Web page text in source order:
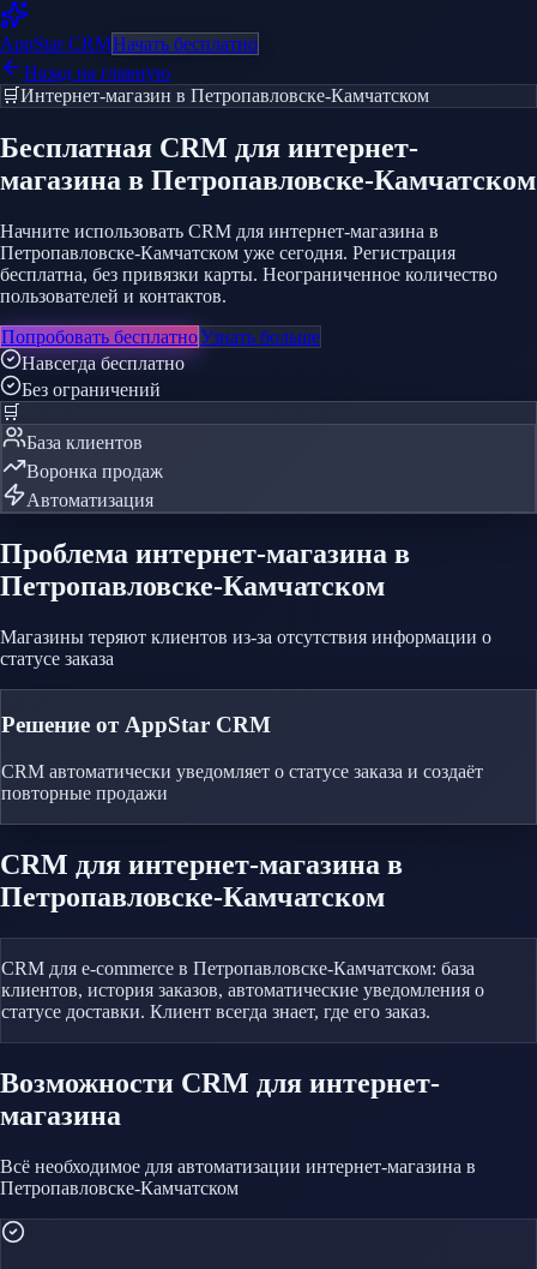
AppStarCRMНачать бесплатно
Назад на главную
🛒Интернет-магазин в Петропавловске-Камчатском
Бесплатная CRM для интернет-
магазина в Петропавловске-Камчатском
Начните использовать CRM для интернет-магазина в
Петропавловске-Камчатском уже сегодня. Регистрация
бесплатна, без привязки карты. Неограниченное количество
пользователей и контактов.
Попробовать бесплатноУзнать больше
Навсегда бесплатно
Без ограничений
🛒
База клиентов
Воронка продаж
Автоматизация
Проблема интернет-магазина в
Петропавловске-Камчатском
Магазины теряют клиентов из-за отсутствия информации о
статусе заказа
Решение от AppStar CRM
CRM автоматически уведомляет о статусе заказа и создаёт
повторные продажи
CRM для интернет-магазина в
Петропавловске-Камчатском
CRM для e-commerce в Петропавловске-Камчатском: база
клиентов, история заказов, автоматические уведомления о
статусе доставки. Клиент всегда знает, где его заказ.
Возможности CRM для интернет-
магазина
Всё необходимое для автоматизации интернет-магазина в
Петропавловске-Камчатском